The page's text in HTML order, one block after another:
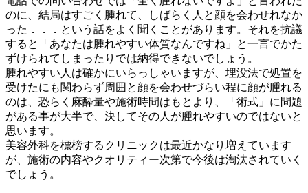
のに、結局はすごく腫れて、しばらく人と顔を会わせれなか
った．．．という話をよく聞くことがあります。それを抗議
すると「あなたは腫れやすい体質なんですね」と一言でかた
ずけられてしまったりでは納得できないでしょう。
腫れやすい人は確かにいらっしゃいますが、埋没法で処置を
受けたにも関わらず周囲と顔を会わせづらい程に顔が腫れる
のは、恐らく麻酔量や施術時間はもとより、「術式」に問題
がある事が大半で、決してその人が腫れやすいのではないと
思います。
美容外科を標榜するクリニックは最近かなり増えています
が、施術の内容やクオリティー次第で今後は淘汰されていく
でしょう。